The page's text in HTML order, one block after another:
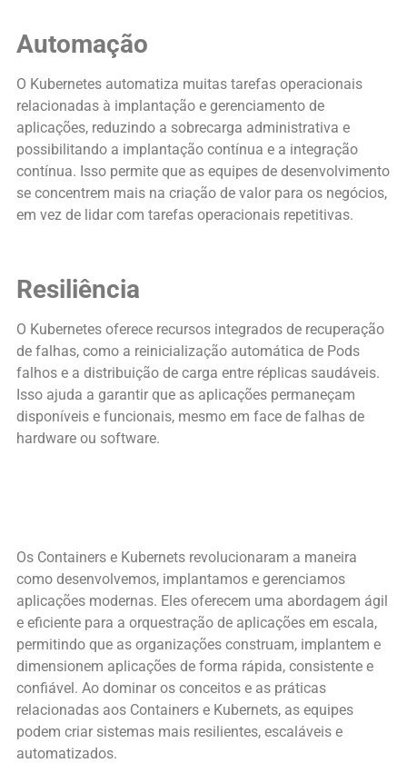
Automação
O Kubernetes automatiza muitas tarefas operacionais
relacionadas à implantação e gerenciamento de
aplicações, reduzindo a sobrecarga administrativa e
possibilitando a implantação contínua e a integração
contínua. Isso permite que as equipes de desenvolvimento
se concentrem mais na criação de valor para os negócios,
em vez de lidar com tarefas operacionais repetitivas.
Resiliência
O Kubernetes oferece recursos integrados de recuperação
de falhas, como a reinicialização automática de Pods
falhos e a distribuição de carga entre réplicas saudáveis.
Isso ajuda a garantir que as aplicações permaneçam
disponíveis e funcionais, mesmo em face de falhas de
hardware ou software.
Os Containers e Kubernets revolucionaram a maneira
como desenvolvemos, implantamos e gerenciamos
aplicações modernas. Eles oferecem uma abordagem ágil
e eficiente para a orquestração de aplicações em escala,
permitindo que as organizações construam, implantem e
dimensionem aplicações de forma rápida, consistente e
confiável. Ao dominar os conceitos e as práticas
relacionadas aos Containers e Kubernets, as equipes
podem criar sistemas mais resilientes, escaláveis e
automatizados.